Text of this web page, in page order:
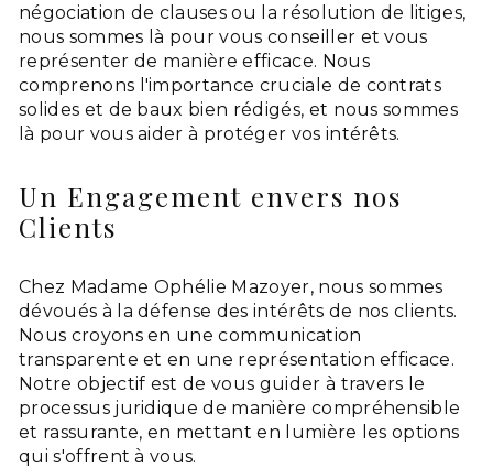
négociation de clauses ou la résolution de litiges,
nous sommes là pour vous conseiller et vous
représenter de manière efficace. Nous
comprenons l'importance cruciale de contrats
solides et de baux bien rédigés, et nous sommes
là pour vous aider à protéger vos intérêts.
Un Engagement envers nos
Clients
Chez Madame Ophélie Mazoyer, nous sommes
dévoués à la défense des intérêts de nos clients.
Nous croyons en une communication
transparente et en une représentation efficace.
Notre objectif est de vous guider à travers le
processus juridique de manière compréhensible
et rassurante, en mettant en lumière les options
qui s'offrent à vous.